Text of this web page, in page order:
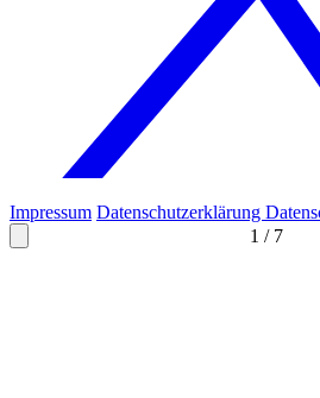
1 / 7
Impressum Datenschutzerklärung